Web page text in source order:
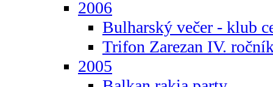
2006
Bulharský večer - klub
Trifon Zarezan IV.
2005